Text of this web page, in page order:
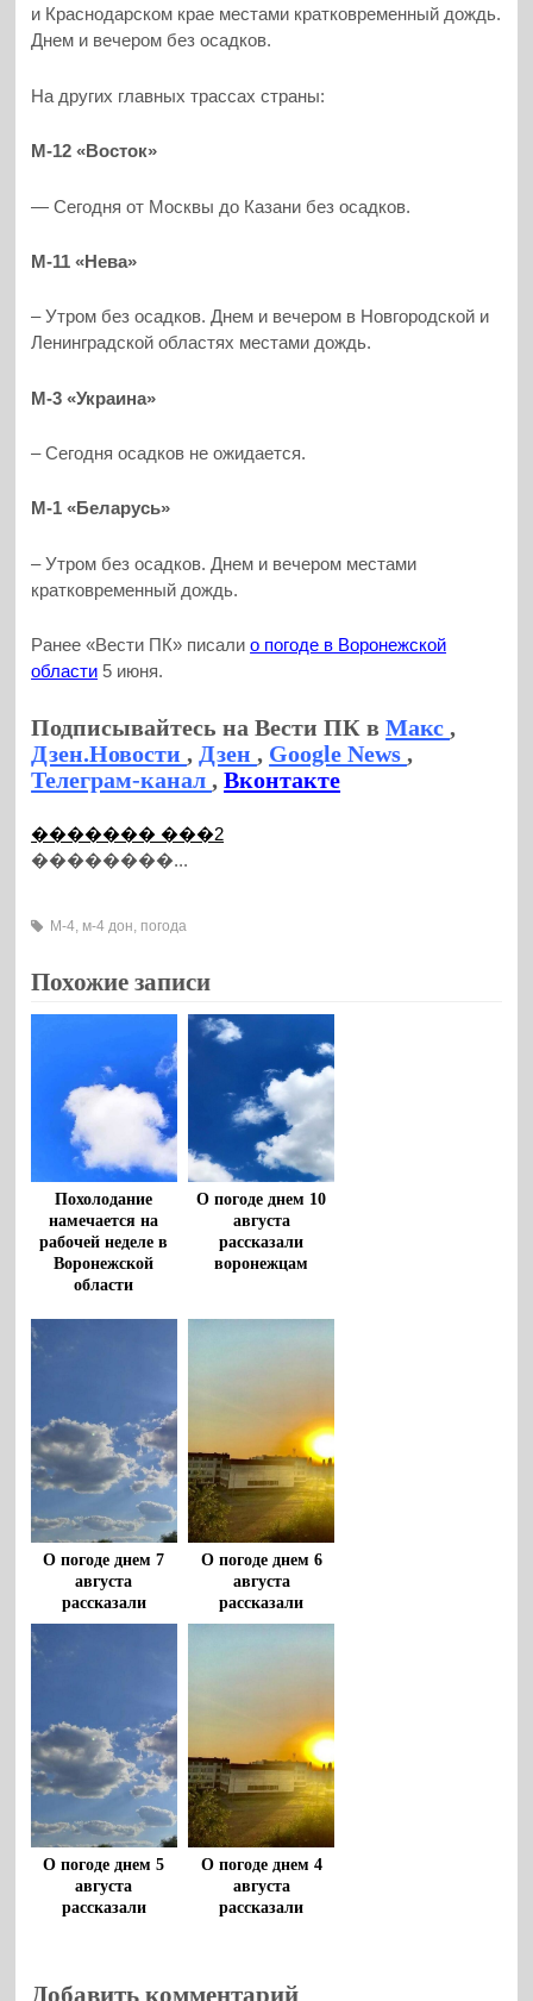
и Краснодарском крае местами кратковременный дождь.
Днем и вечером без осадков.
На других главных трассах страны:
М-12 «Восток»
— Сегодня от Москвы до Казани без осадков.
М-11 «Нева»
– Утром без осадков. Днем и вечером в Новгородской и
Ленинградской областях местами дождь.
М-3 «Украина»
– Сегодня осадков не ожидается.
М-1 «Беларусь»
– Утром без осадков. Днем и вечером местами
кратковременный дождь.
Ранее «Вести ПК» писалио погоде в Воронежской
области 5 июня.
Подписывайтесь на Вести ПК вМакс,
Дзен.Новости, Дзен, Google News,
Телеграм-канал,Вконтакте
������� ���2
��������...
М-4 м-4 дон погода
Похожие записи
Похолодание
намечается на
рабочей неделе в
Воронежской
области
О погоде днем 10
августа
рассказали
воронежцам
О погоде днем 7
августа
рассказали
воронежцам
О погоде днем 6
августа
рассказали
воронежцам
О погоде днем 5
августа
рассказали
О погоде днем 4
августа
рассказали
Добавить комментарий